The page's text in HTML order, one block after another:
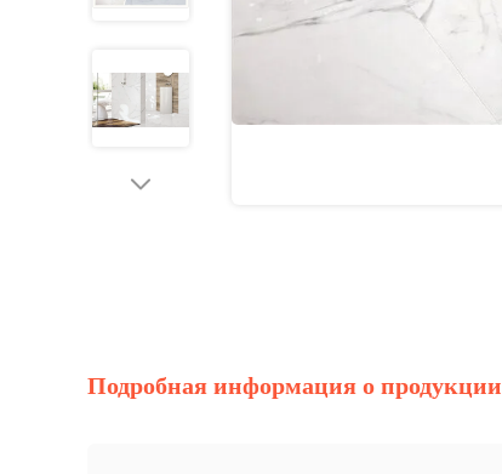
Подробная информация о продукции